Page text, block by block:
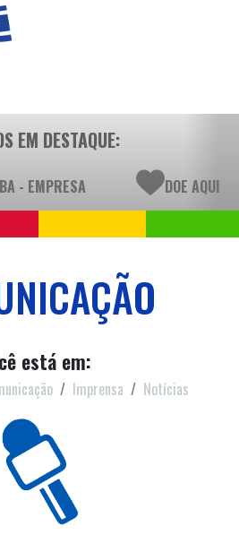
EM DESTAQUE:
- EMPRESA DOE AQUI
está em:
Imprensa Notícias